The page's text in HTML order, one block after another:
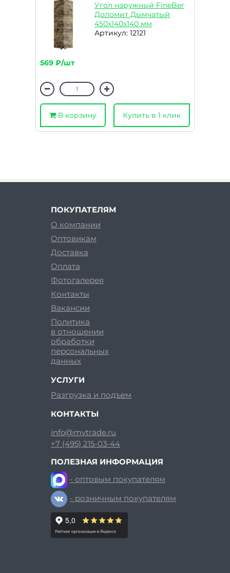
Угол наружный FineBer
Доломит Дымчатый
450х140х140 мм
Артикул: 12121
569 ₽/шт
В корзину Купить в 1 клик
ПОКУПАТЕЛЯМ
О компании
Оптовикам
Доставка
Оплата
Фотогалерея
Контакты
Вакансии
Политика
в отношении
обработки
персональных
данных
УСЛУГИ
Разгрузка и подъем
КОНТАКТЫ
info@mvtrade.ru
+7 (495) 215-03-44
ПОЛЕЗНАЯ ИНФОРМАЦИЯ
- оптовым покупателям
- розничным покупателям